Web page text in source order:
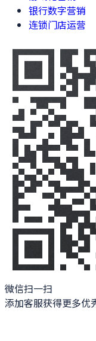
银行数字营销
连锁门店运营
微信扫一扫
添加客服获得更多优